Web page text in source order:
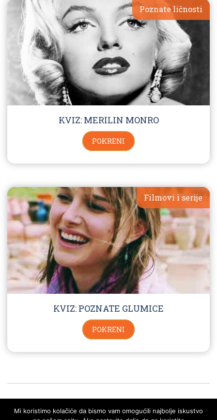
Poznate ličnosti
KVIZ: MERILIN MONRO
POKRENI
Filmovi i serije
KVIZ: POZNATE GLUMICE
POKRENI
Mi koristimo kolačiće da bismo vam omogućili najbolje iskustvo